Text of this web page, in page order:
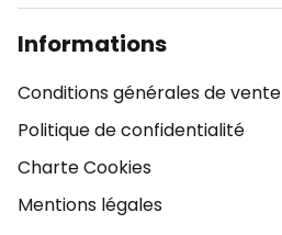
Informations
Conditions générales de vente
Politique de confidentialité
Charte Cookies
Mentions légales